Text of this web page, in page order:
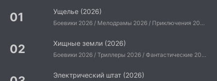
Ущелье (2026)
Боевики 2026 / Мелодрамы 2026 / Приключения 2026 / Ужасы 2026 / Фантастические 2026 / Зарубежные фильмы 2026 / Американские фильмы / Фильмы 2026
Хищные земли (2026)
Боевики 2026 / Триллеры 2026 / Фантастические 2026 / Зарубежные фильмы 2026 / Американские фильмы / Фильмы 2026
Электрический штат (2026)